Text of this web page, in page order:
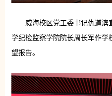
威海校区党工委书记仇道滨
学纪检监察学院院长周长军作学
望报告。